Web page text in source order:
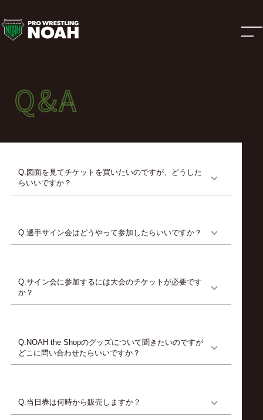
よ
く
あ
る
質
問
プ
ロ
レ
ス
リ
ン
Q&A
よくある質問
Q&A
Q.図面を見てチケットを買いたいのですが、どうした
らいいですか？
Q.選手サイン会はどうやって参加したらいいですか？
Q.サイン会に参加するには大会のチケットが必要です
か？
Q.NOAH the Shopのグッズについて聞きたいのですが
どこに問い合わせたらいいですか？
Q.当日券は何時から販売しますか？